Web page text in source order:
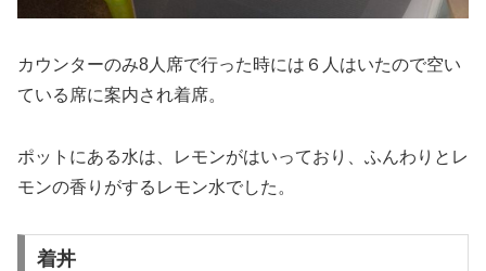
カウンターのみ8人席で行った時には６人はいたので空い
ている席に案内され着席。
ポットにある水は、レモンがはいっており、ふんわりとレ
モンの香りがするレモン水でした。
着丼